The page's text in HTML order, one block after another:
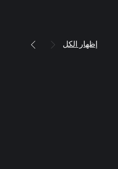
إظهار الكل